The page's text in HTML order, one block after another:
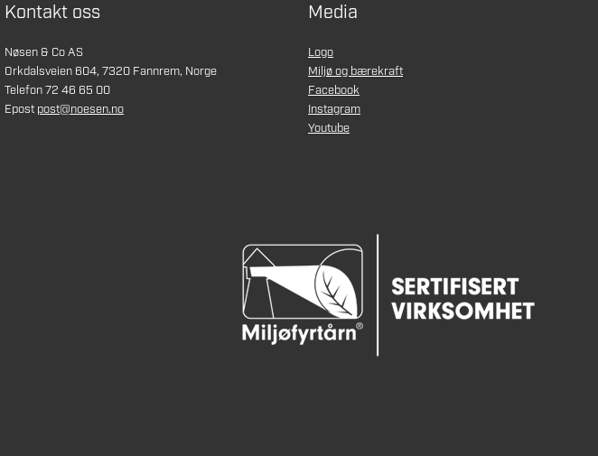
Kontakt oss
Nøsen & Co AS
Orkdalsveien 604, 7320 Fannrem, Norge
Telefon 72 46 65 00
Epost post@noesen.no
Media
Logo
Miljø og bærekraft
Facebook
Instagram
Youtube